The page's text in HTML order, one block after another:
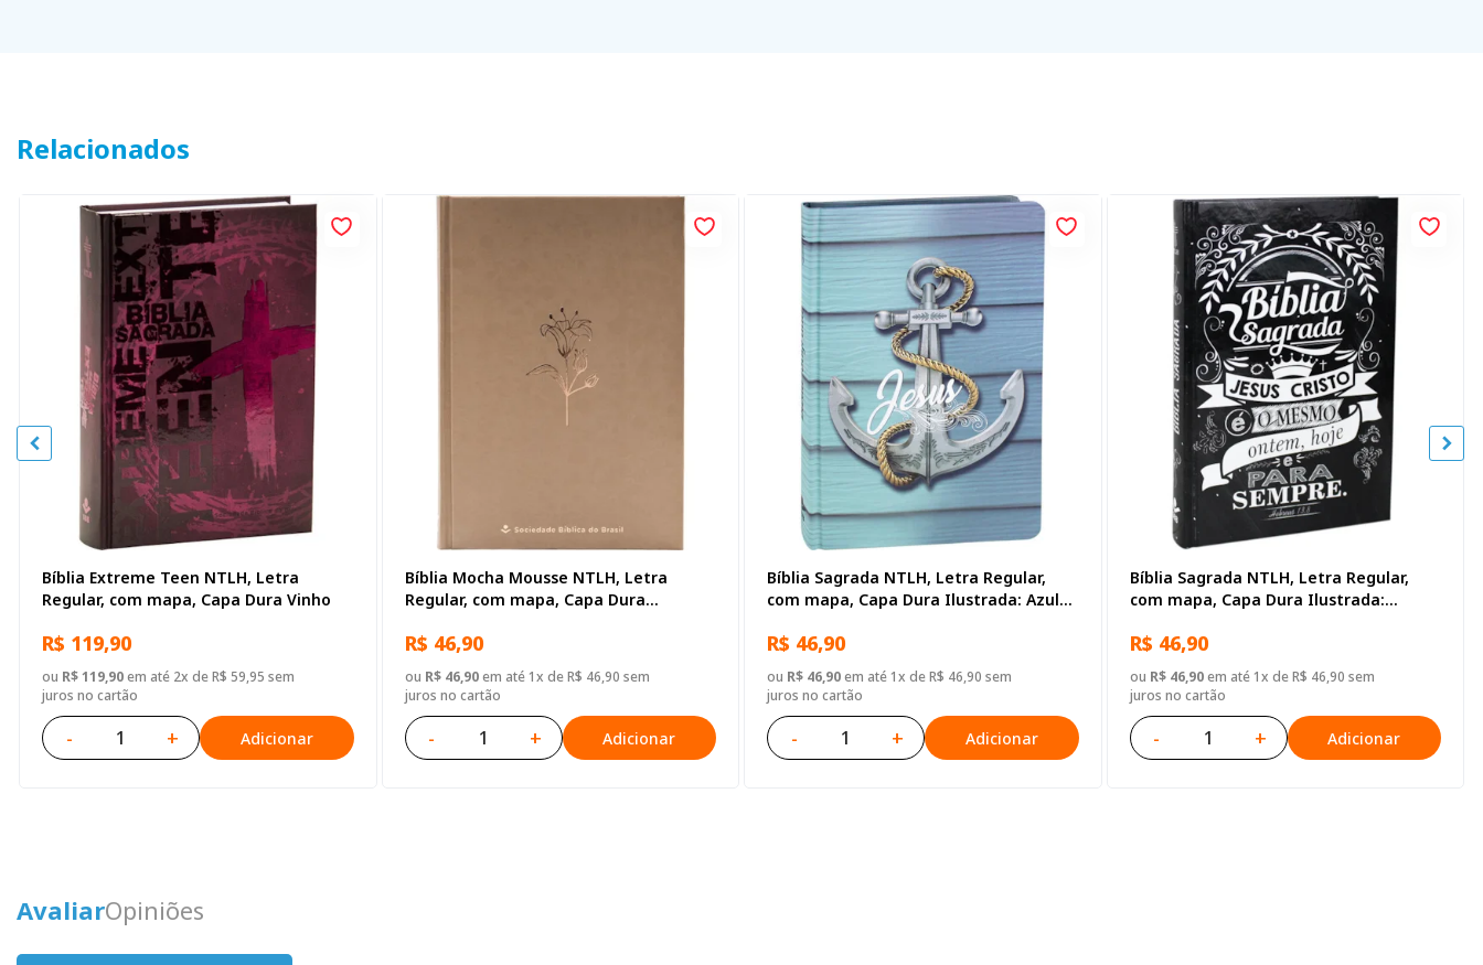
Relacionados
Bíblia Extreme Teen NTLH, Letra
Regular, com mapa, Capa Dura Vinho
R$ 119,90
ou R$ 119,90em até 2x de R$ 59,95 sem
juros no cartão
- + Adicionar
Bíblia Mocha Mousse NTLH, Letra
Regular, com mapa, Capa Dura
R$ 46,90
ou R$ 46,90em até 1x de R$ 46,90 sem
juros no cartão
- + Adicionar
Bíblia Sagrada NTLH, Letra Regular,
com mapa, Capa Dura Ilustrada: Azul-
R$ 46,90
ou R$ 46,90em até 1x de R$ 46,90 sem
juros no cartão
- + Adicionar
Bíblia Sagrada NTLH, Letra Regular,
com mapa, Capa Dura Ilustrada:
R$ 46,90
ou R$ 46,90em até 1x de R$ 46,90 sem
juros no cartão
- + Adicionar
AvaliarOpiniões